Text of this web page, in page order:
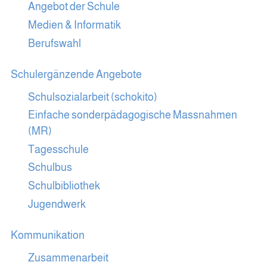
Angebot der Schule
Medien & Informatik
Berufswahl
Schulergänzende Angebote
Schulsozialarbeit (schokito)
Einfache sonderpädagogische Massnahmen
(MR)
Tagesschule
Schulbus
Schulbibliothek
Jugendwerk
Kommunikation
Zusammenarbeit